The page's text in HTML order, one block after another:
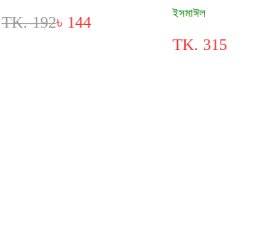
TK. 192৳ 144
ইসমাঈল
TK. 315